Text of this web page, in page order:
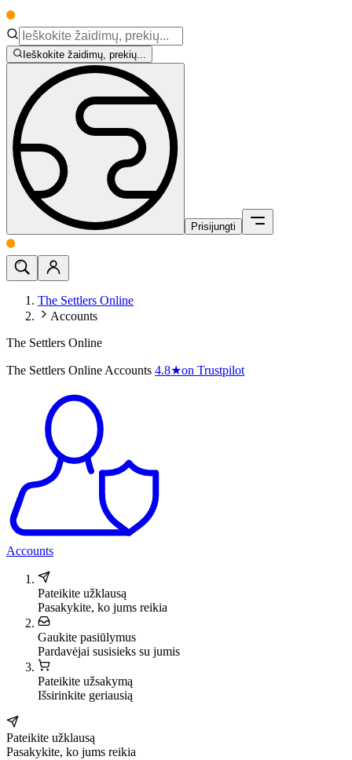
Ieškokite žaidimų, prekių...
Prisijungti
The Settlers Online
Accounts
The Settlers Online
The Settlers Online Accounts 4.8★on Trustpilot
Accounts
Pateikite užklausą
Pasakykite, ko jums reikia
Gaukite pasiūlymus
Pardavėjai susisieks su jumis
Pateikite užsakymą
Išsirinkite geriausią
Pateikite užklausą
Pasakykite, ko jums reikia